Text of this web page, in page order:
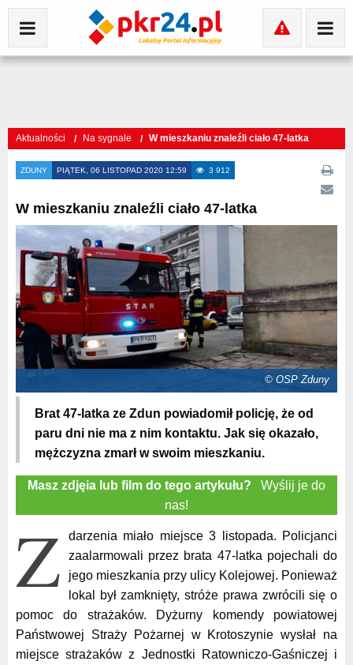
Aktualności Na sygnale W mieszkaniu znaleźli ciało 47-latka
ZDUNY PIĄTEK, 06 LISTOPAD 2020 12:59 3 912
W mieszkaniu znaleźli ciało 47-latka
© OSP Zduny
Brat 47-latka ze Zdun powiadomił policję, że od
paru dni nie ma z nim kontaktu. Jak się okazało,
mężczyzna zmarł w swoim mieszkaniu.
Masz zdjęia lub film do tego artykułu? Wyślij je do
nas!
Z
darzenia miało miejsce 3 listopada. Policjanci
zaalarmowali przez brata 47-latka pojechali do
jego mieszkania przy ulicy Kolejowej. Ponieważ
lokal był zamknięty, stróże prawa zwrócili się o
pomoc do strażaków. Dyżurny komendy powiatowej
Państwowej Straży Pożarnej w Krotoszynie wysłał na
miejsce strażaków z Jednostki Ratowniczo-Gaśniczej i